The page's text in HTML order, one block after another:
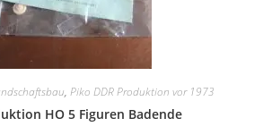
, Piko DDR Produktion vor 1973
HO 5 Figuren Badende